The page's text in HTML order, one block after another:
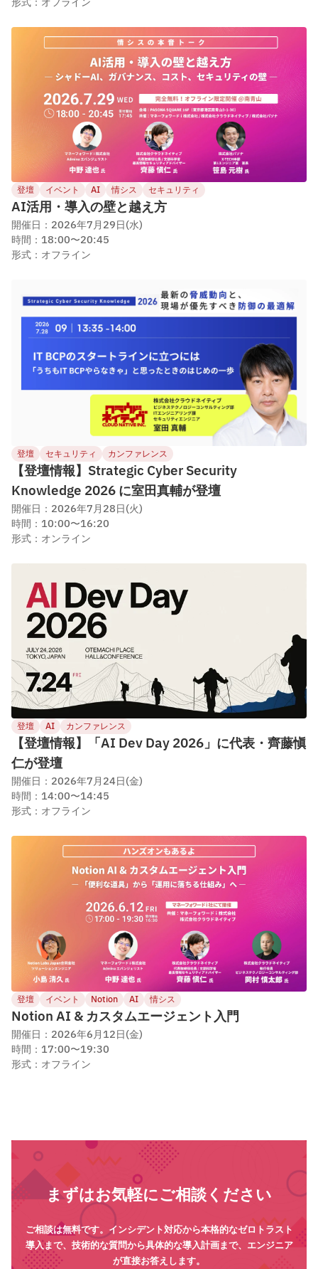
登壇 イベント AI 情シス セキュリティ
AI活用・導入の壁と越え方
開催日：2026年7月29日(水)
時間：18:00〜20:45
形式：オフライン
登壇 セキュリティ カンファレンス
【登壇情報】Strategic Cyber Security
Knowledge 2026 に室田真輔が登壇
開催日：2026年7月28日(火)
時間：10:00〜16:20
形式：オンライン
登壇 AI カンファレンス
【登壇情報】「AI Dev Day 2026」に代表・齊藤愼
仁が登壇
開催日：2026年7月24日(金)
時間：14:00〜14:45
形式：オフライン
登壇 イベント Notion AI 情シス
Notion AI & カスタムエージェント入門
開催日：2026年6月12日(金)
時間：17:00〜19:30
形式：オフライン
まずはお気軽にご相談ください
ご相談は無料です。インシデント対応から本格的なゼロトラスト
導入まで、技術的な質問から具体的な導入計画まで、エンジニア
が直接お答えします。